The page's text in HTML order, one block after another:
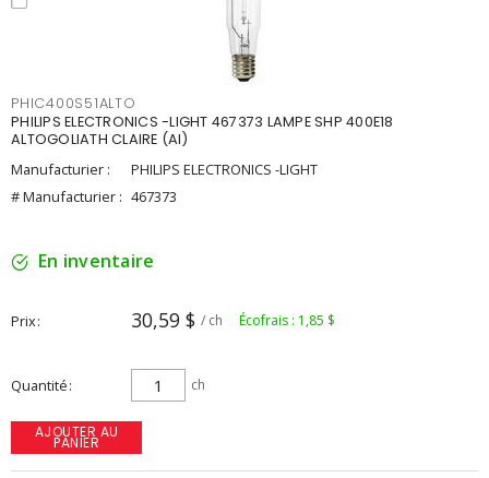
PHIC400S51ALTO
PHILIPS ELECTRONICS -LIGHT 467373 LAMPE SHP 400E18
ALTOGOLIATH CLAIRE (AI)
Manufacturier :
PHILIPS ELECTRONICS -LIGHT
# Manufacturier : 467373
En inventaire
Prix 30,59 $ / ch Écofrais : 1,85 $
Quantité ch
AJOUTER AU
PANIER